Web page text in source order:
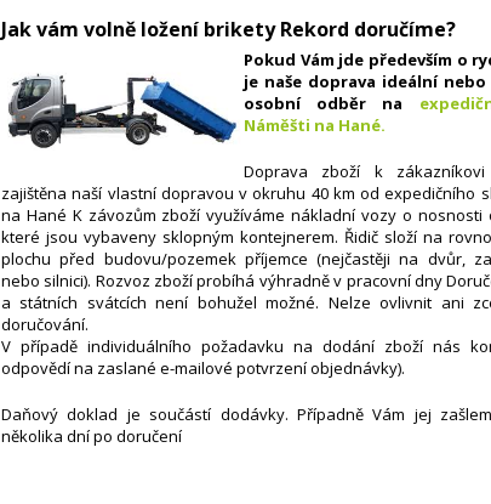
Jak vám volně ložení brikety Rekord doručíme?
Pokud Vám jde především o
je naše doprava ideální
osobní odběr na
Náměšti na Hané.
Doprava zboží k
zajištěna naší vlastní dopravou v okruhu 40 km od expedičního
na Hané K závozům zboží využíváme nákladní vozy o nosnosti
které jsou vybaveny sklopným kontejnerem. Řidič složí na
plochu před budovu/pozemek příjemce (nejčastěji na dvůr,
nebo silnici). Rozvoz zboží probíhá výhradně v pracovní dny
a státních svátcích není bohužel možné. Nelze ovlivnit ani
doručování.
V případě individuálního požadavku na dodání zboží nás
odpovědí na zaslané e-mailové potvrzení objednávky).
Daňový doklad je součástí dodávky. Případně Vám jej
několika dní po doručení